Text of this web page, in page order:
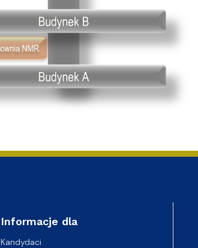
Informacje dla
Kandydaci